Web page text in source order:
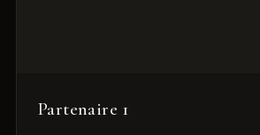
Partenaire 1